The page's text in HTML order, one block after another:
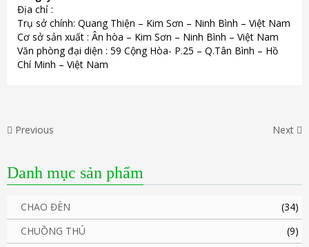
Địa chỉ :
Trụ sở chính: Quang Thiện – Kim Sơn – Ninh Bình – Việt Nam
Cơ sở sản xuất : Ân hòa – Kim Sơn – Ninh Bình – Việt Nam
Văn phòng đại diện : 59 Cộng Hòa- P.25 – Q.Tân Bình – Hồ
Chí Minh – Việt Nam
Previous Next
Danh mục sản phẩm
CHAO ĐÈN
(34)
CHUỒNG THÚ
(9)